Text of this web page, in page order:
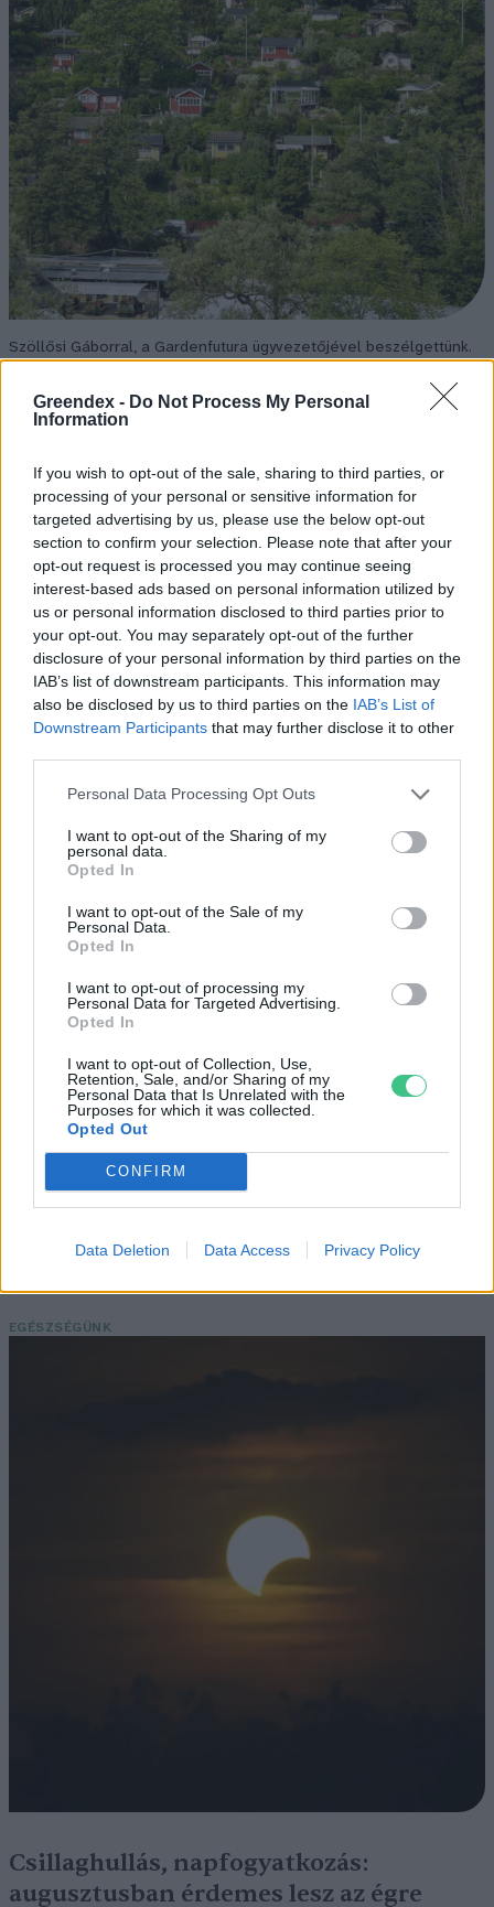
Greendex - Do Not Process My Personal
Information
If you wish to opt-out of the sale, sharing to third parties, or
processing of your personal or sensitive information for
targeted advertising by us, please use the below opt-out
section to confirm your selection. Please note that after your
opt-out request is processed you may continue seeing
interest-based ads based on personal information utilized by
us or personal information disclosed to third parties prior to
your opt-out. You may separately opt-out of the further
disclosure of your personal information by third parties on the
IAB’s list of downstream participants. This information may
also be disclosed by us to third parties on the IAB’s List of
Downstream Participants that may further disclose it to other
Personal Data Processing Opt Outs
I want to opt-out of the Sharing of my
personal data.
Opted In
I want to opt-out of the Sale of my
Personal Data.
Opted In
I want to opt-out of processing my
Personal Data for Targeted Advertising.
Opted In
I want to opt-out of Collection, Use,
Retention, Sale, and/or Sharing of my
Personal Data that Is Unrelated with the
Purposes for which it was collected.
Opted Out
CONFIRM
Data Deletion Data Access Privacy Policy
Szöllősi Gáborral, a Gardenfutura ügyvezetőjével beszélgettünk.
SZEMLE
Elképesztő felvétel mutatja meg,
mekkora a különbség az áradó és a
kiszáradó Duna között
ÉLŐ BOLYGÓNK
Még Paks kiesését is áthidalhatná a
megfelelő energiatárolás
ENERGIA
Minden évszázadra jutott egy
„szuperaszály”, az idei év mégis más
AGRÁRIUM
Miért viseli meg az embert a hőség és
EGÉSZSÉGÜNK
Csillaghullás, napfogyatkozás:
augusztusban érdemes lesz az égre